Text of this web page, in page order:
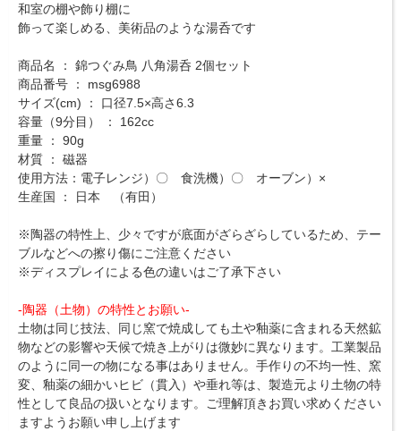
和室の棚や飾り棚に
飾って楽しめる、美術品のような湯呑です
商品名 ： 錦つぐみ鳥 八角湯呑 2個セット
商品番号 ： msg6988
サイズ(cm) ： 口径7.5×高さ6.3
容量（9分目） ： 162cc
重量 ： 90g
材質 ： 磁器
使用方法：電子レンジ）〇 食洗機）〇 オーブン）×
生産国 ： 日本 （有田）
※陶器の特性上、少々ですが底面がざらざらしているため、テー
ブルなどへの擦り傷にご注意ください
※ディスプレイによる色の違いはご了承下さい
-陶器（土物）の特性とお願い-
土物は同じ技法、同じ窯で焼成しても土や釉薬に含まれる天然鉱
物などの影響や天候で焼き上がりは微妙に異なります。工業製品
のように同一の物になる事はありません。手作りの不均一性、窯
変、釉薬の細かいヒビ（貫入）や垂れ等は、製造元より土物の特
性として良品の扱いとなります。ご理解頂きお買い求めください
ますようお願い申し上げます